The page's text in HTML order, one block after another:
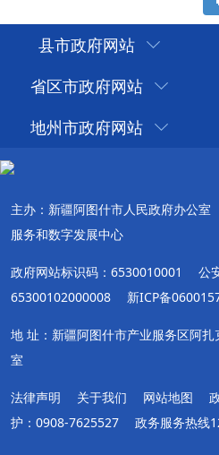
县市政府网站
省区市政府网站
地州市政府网站
主办：新疆阿图什市人民政府办公室
服务和数字发展中心
政府网站标识码：6530010001
公
65300102000008
新ICP备
地 址：新疆阿图什市产业服务区阿
室
法律声明 关于我们 网站地图
护：0908-7625527
政务服务热线